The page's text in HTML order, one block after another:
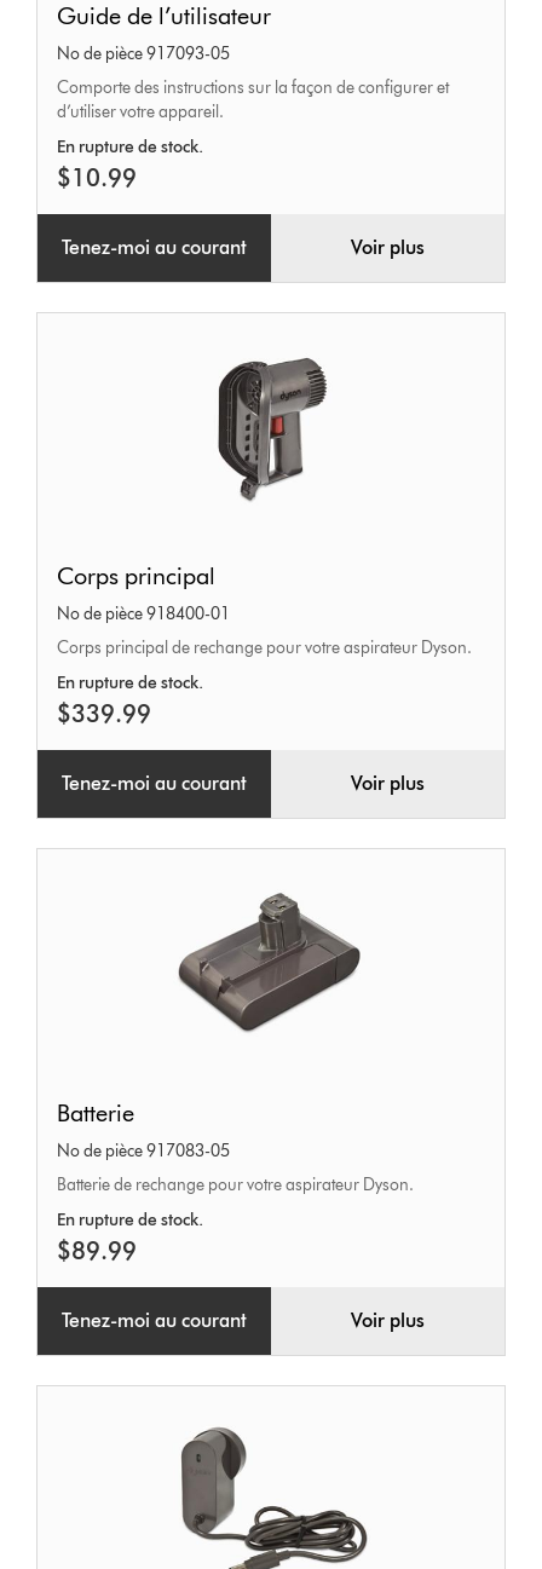
de
l’utilisateur
Guide de l’utilisateur
No de pièce 917093-05
Comporte des instructions sur la façon de configurer et
d’utiliser votre appareil.
En rupture de stock.
$10.99
Tenez-moi au courant Voir plus
principal
Corps principal
No de pièce 918400-01
Corps principal de rechange pour votre aspirateur Dyson.
En rupture de stock.
$339.99
Tenez-moi au courant Voir plus
Batterie
No de pièce 917083-05
Batterie de rechange pour votre aspirateur Dyson.
En rupture de stock.
$89.99
Tenez-moi au courant Voir plus